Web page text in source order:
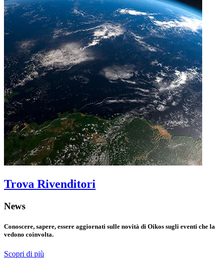
Trova Rivenditori
News
Conoscere, sapere, essere aggiornati sulle novità di Oikos sugli eventi che la
vedono coinvolta.
Scopri di più